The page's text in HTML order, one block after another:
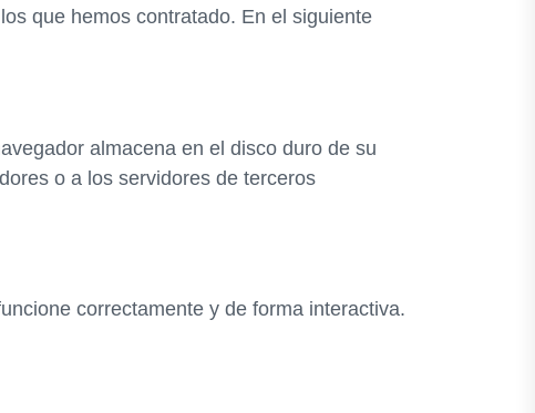
que hemos contratado. En el siguiente
almacena en el disco duro de su
o a los servidores de terceros
correctamente y de forma interactiva.